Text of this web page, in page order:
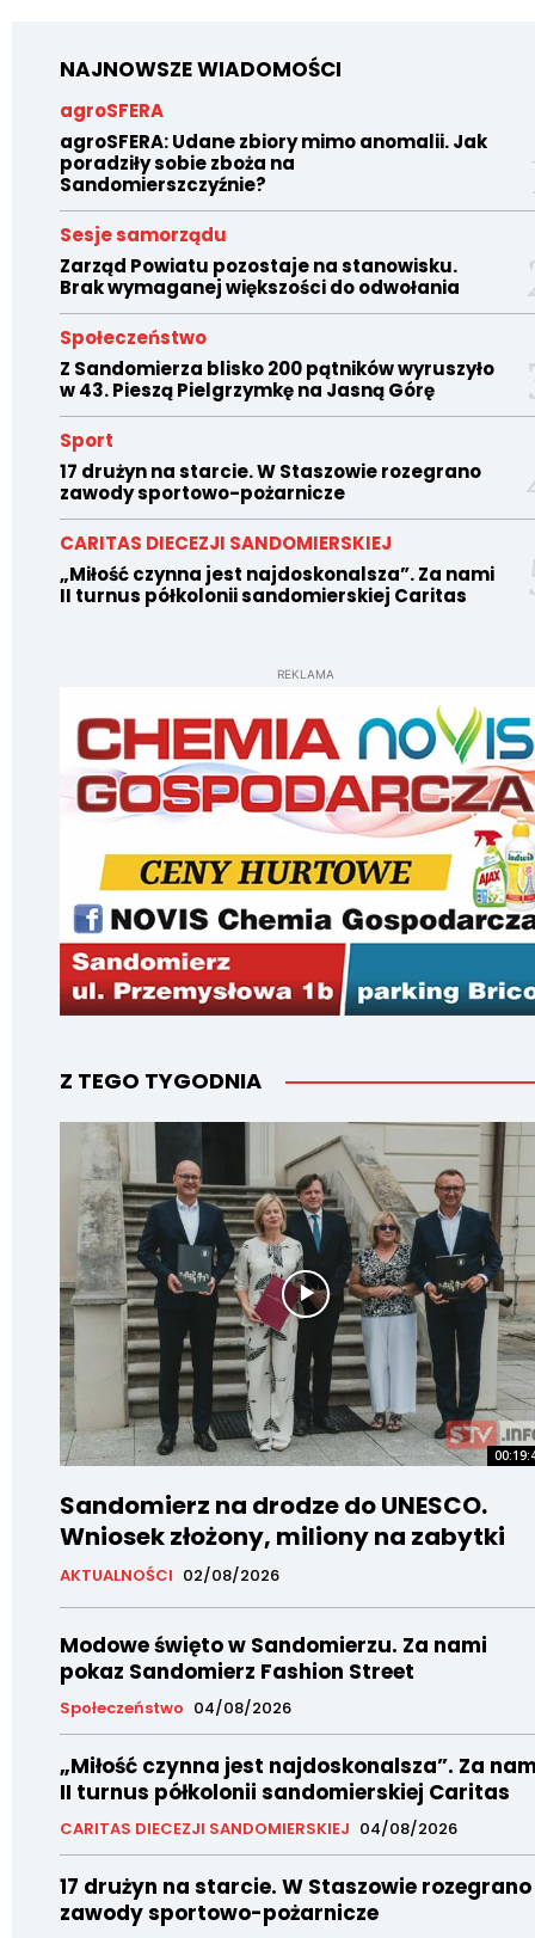
NAJNOWSZE WIADOMOŚCI
agroSFERA
agroSFERA: Udane zbiory mimo anomalii. Jak
poradziły sobie zboża na
Sandomierszczyźnie?
Sesje samorządu
Zarząd Powiatu pozostaje na stanowisku.
Brak wymaganej większości do odwołania
Społeczeństwo
Z Sandomierza blisko 200 pątników wyruszyło
w 43. Pieszą Pielgrzymkę na Jasną Górę
Sport
17 drużyn na starcie. W Staszowie rozegrano
zawody sportowo-pożarnicze
CARITAS DIECEZJI SANDOMIERSKIEJ
„Miłość czynna jest najdoskonalsza”. Za nami
II turnus półkolonii sandomierskiej Caritas
REKLAMA
Z TEGO TYGODNIA
Sandomierz na drodze do UNESCO.
Wniosek złożony, miliony na zabytki
AKTUALNOŚCI 02/08/2026
Modowe święto w Sandomierzu. Za nami
pokaz Sandomierz Fashion Street
Społeczeństwo 04/08/2026
„Miłość czynna jest najdoskonalsza”. Za
II turnus półkolonii sandomierskiej Caritas
CARITAS DIECEZJI SANDOMIERSKIEJ 04/08/2026
17 drużyn na starcie. W Staszowie rozegrano
zawody sportowo-pożarnicze